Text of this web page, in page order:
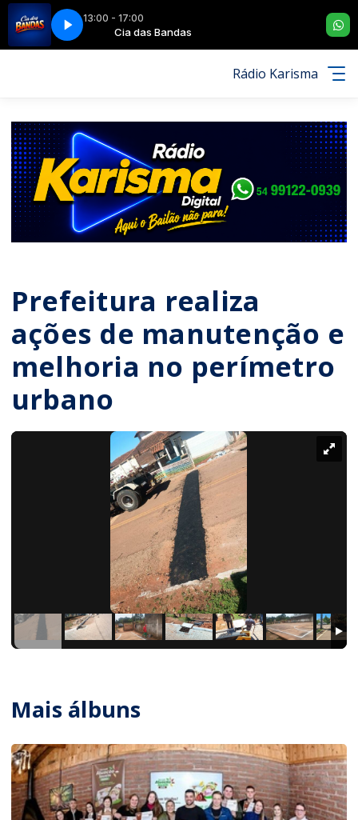
13:00 - 17:00
Cia das Bandas
- BANHO DE ROSAS (MEDLEY) BANDA ALMA NOVA - BAR
Rádio Karisma
Prefeitura realiza
ações de manutenção e
melhoria no perímetro
urbano
Mais álbuns